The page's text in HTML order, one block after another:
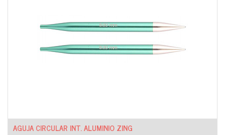
AGUJA CIRCULAR INT. ALUMINIO ZING